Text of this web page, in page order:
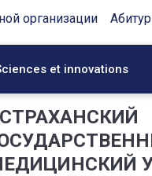
организации
et innovations